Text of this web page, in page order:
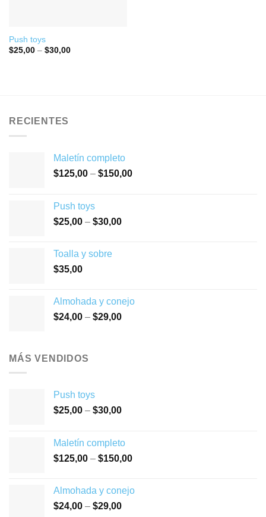
Push toys
$25,00– $30,00
RECIENTES
Maletín completo
$125,00 – $150,00
Push toys
$25,00 – $30,00
Toalla y sobre
$35,00
Almohada y conejo
$24,00 – $29,00
MÁS VENDIDOS
Push toys
$25,00 – $30,00
Maletín completo
$125,00 – $150,00
Almohada y conejo
$24,00 – $29,00